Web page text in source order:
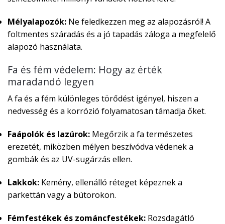
Mélyalapozók: Ne feledkezzen meg az alapozásról! A
foltmentes száradás és a jó tapadás záloga a megfelelő
alapozó használata.
Fa és fém védelem: Hogy az érték
maradandó legyen
A fa és a fém különleges törődést igényel, hiszen a
nedvesség és a korrózió folyamatosan támadja őket.
Faápolók és lazúrok: Megőrzik a fa természetes
erezetét, miközben mélyen beszívódva védenek a
gombák és az UV-sugárzás ellen.
Lakkok: Kemény, ellenálló réteget képeznek a
parkettán vagy a bútorokon.
Fémfestékek és zománcfestékek: Rozsdagátló